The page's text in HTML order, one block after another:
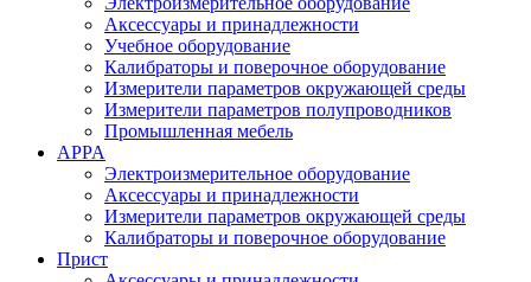
Аксессуары и принадлежности
Учебное оборудование
Калибраторы и поверочное оборудование
Измерители параметров окружающей среды
Измерители параметров полупроводников
Промышленная мебель
APPA
Электроизмерительное оборудование
Аксессуары и принадлежности
Измерители параметров окружающей среды
Калибраторы и поверочное оборудование
Прист